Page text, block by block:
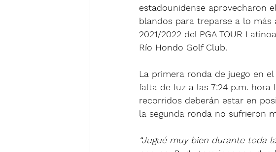
estadounidense aprovecharon
blandos para treparse a lo
2021/2022 del PGA TOUR
Río Hondo Golf Club.
La primera ronda de juego en
falta de luz a las 7:24 p.m.
recorridos deberán estar en
la segunda ronda no sufrieron
“Jugué muy bien durante toda